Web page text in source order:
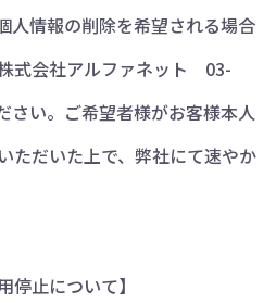
人情報の削除を希望される場合
式会社アルファネット 03-
さい。ご希望者様がお客様本人
ただいた上で、弊社にて速やか
停止について】